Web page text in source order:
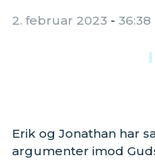
2. februar 2023 -
Erik og Jonathan har
argumenter imod